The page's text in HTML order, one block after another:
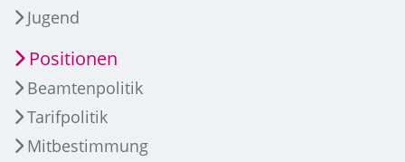
Jugend
Positionen
Beamtenpolitik
Tarifpolitik
Mitbestimmung